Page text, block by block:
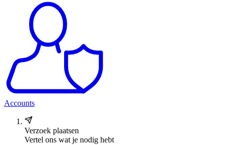
Accounts
Verzoek plaatsen
Vertel ons wat je nodig hebt